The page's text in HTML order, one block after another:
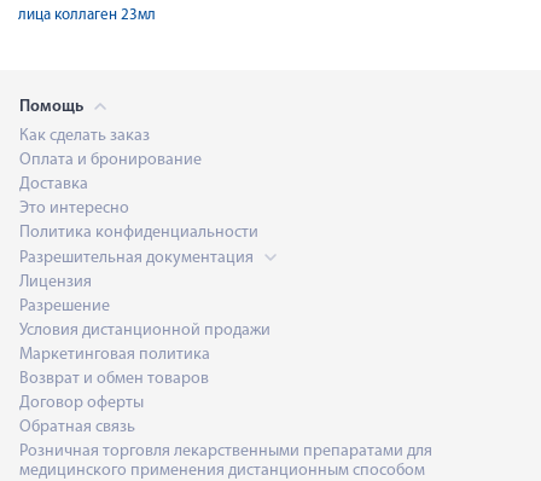
лица коллаген 23мл
Помощь
Как сделать заказ
Оплата и бронирование
Доставка
Это интересно
Политика конфиденциальности
Разрешительная документация
Лицензия
Разрешение
Условия дистанционной продажи
Маркетинговая политика
Возврат и обмен товаров
Договор оферты
Обратная связь
Розничная торговля лекарственными препаратами для
медицинского применения дистанционным способом